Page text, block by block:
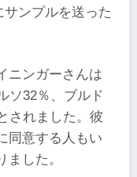
ンプルを送った
ニンガーさんは
ソ32％、ブルド
されました。彼
同意する人もい
した。